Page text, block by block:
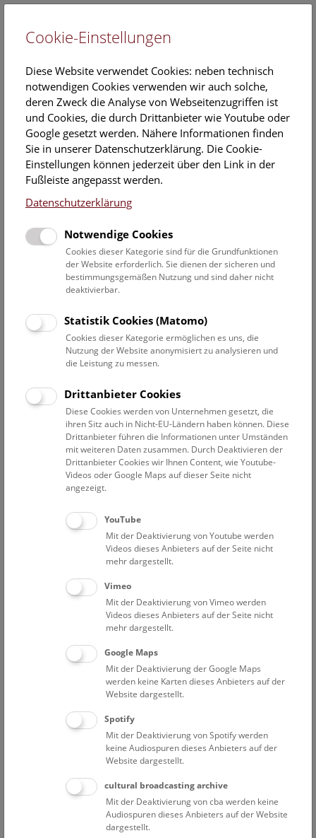
EN
Eva Pletzenauer
Position:
Museumspädagogische Vermittlung
eva.pletzenauer@nhm.at
Mitarbeiterübersicht Naturhistorisches Museum
Wissenschaftskommunikation
Adamovic Alexandra
Mitarbeiterin in der Außenstelle in Petronell
Agnezy Stefan
Bäuerlein Ralf
Anmeldung
Fernandez Coll Meritxell
Museumspädagogische Vermittlung
Mitarbeiter Wissenschaftskommunikation
Hantschk Andreas
Leitung Umweltbildung indoor
Hengst Babette
Museumspädagogische Vermittlung
Hirsch Barbara
Vermittlerin
Hollinetz Marianne Sophie
Museumspädagogische Vermittlung
Karner Felicitas
Museumspädagogische Vermittlung
Krb Gabriele
Mitarbeiterin in der Außenstelle in Petronell
Lenger Alexandra
Mitarbeiterin Sekretariat
Cookie-Einstellungen
Diese Website verwendet Cookies: neben technisch
notwendigen Cookies verwenden wir auch solche,
deren Zweck die Analyse von Webseitenzugriffen ist
und Cookies, die durch Drittanbieter wie Youtube oder
Google gesetzt werden. Nähere Informationen finden
Sie in unserer Datenschutzerklärung. Die Cookie-
Einstellungen können jederzeit über den Link in der
Fußleiste angepasst werden.
Datenschutzerklärung
Notwendige Cookies
Cookies dieser Kategorie sind für die Grundfunktionen
der Website erforderlich. Sie dienen der sicheren und
bestimmungsgemäßen Nutzung und sind daher nicht
deaktivierbar.
Statistik Cookies (Matomo)
Cookies dieser Kategorie ermöglichen es uns, die
Nutzung der Website anonymisiert zu analysieren und
die Leistung zu messen.
Drittanbieter Cookies
Diese Cookies werden von Unternehmen gesetzt, die
ihren Sitz auch in Nicht-EU-Ländern haben können. Diese
Drittanbieter führen die Informationen unter Umständen
mit weiteren Daten zusammen. Durch Deaktivieren der
Drittanbieter Cookies wir Ihnen Content, wie Youtube-
Videos oder Google Maps auf dieser Seite nicht
angezeigt.
YouTube
Mit der Deaktivierung von Youtube werden
Videos dieses Anbieters auf der Seite nicht
mehr dargestellt.
Vimeo
Mit der Deaktivierung von Vimeo werden
Videos dieses Anbieters auf der Seite nicht
mehr dargestellt.
Google Maps
Mit der Deaktivierung der Google Maps
werden keine Karten dieses Anbieters auf der
Website dargestellt.
Spotify
Mit der Deaktivierung von Spotify werden
keine Audiospuren dieses Anbieters auf der
Website dargestellt.
cultural broadcasting archive
Mit der Deaktivierung von cba werden keine
Audiospuren dieses Anbieters auf der Website
dargestellt.